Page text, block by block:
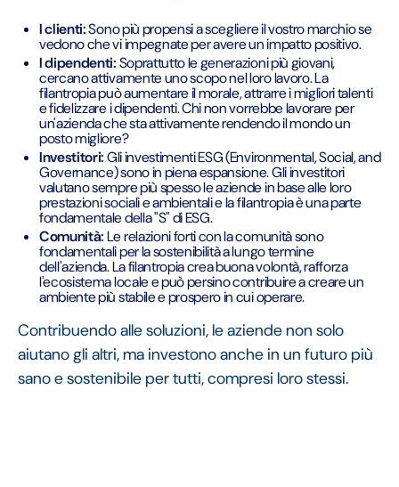
I clienti:Sono più propensi a scegliere il vostro marchio se
vedono che vi impegnate per avere un impatto positivo.
I dipendenti:Soprattutto le generazioni più giovani,
cercano attivamente uno scopo nel loro lavoro. La
filantropia può aumentare il morale, attrarre i migliori talenti
e fidelizzare i dipendenti. Chi non vorrebbe lavorare per
un'azienda che sta attivamente rendendo il mondo un
posto migliore?
Investitori:Gli investimenti ESG (Environmental, Social, and
Governance) sono in piena espansione. Gli investitori
valutano sempre più spesso le aziende in base alle loro
prestazioni sociali e ambientali e la filantropia è una parte
fondamentale della "S" di ESG.
Comunità:Le relazioni forti con la comunità sono
fondamentali per la sostenibilità a lungo termine
dell'azienda. La filantropia crea buona volontà, rafforza
l'ecosistema locale e può persino contribuire a creare un
ambiente più stabile e prospero in cui operare.
Contribuendo alle soluzioni, le aziende non solo
aiutano gli altri, ma investono anche in un futuro più
sano e sostenibile per tutti, compresi loro stessi.